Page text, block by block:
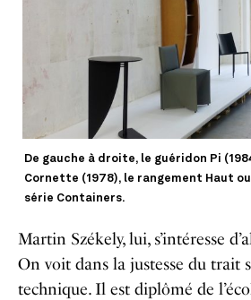
De gauche à droite, le guéridon Pi
Cornette (1978), le rangement Haut
série Containers.
Martin Székely, lui, s’intéresse
On voit dans la justesse du trait
technique. Il est diplômé de